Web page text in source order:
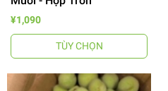
¥1,090
TÙY CHỌN